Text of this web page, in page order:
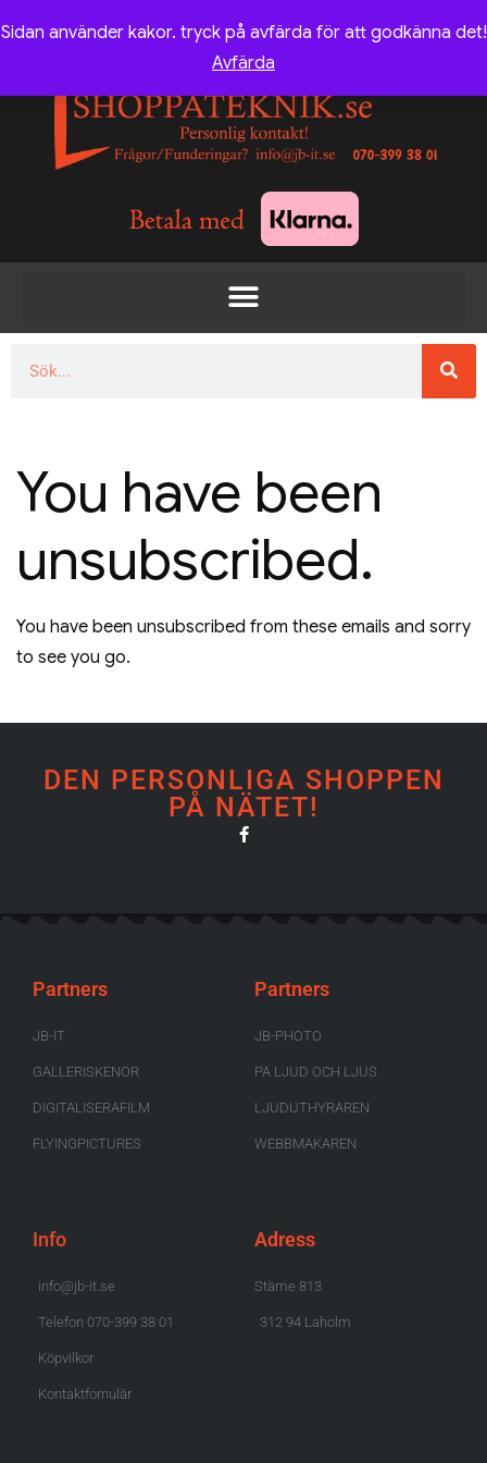
Sidan använder kakor. tryck på avfärda för att godkänna det!
Avfärda
You have been
unsubscribed.
You have been unsubscribed from these emails and sorry
to see you go.
DEN PERSONLIGA SHOPPEN
PÅ NÄTET!
Partners
JB-IT
GALLERISKENOR
DIGITALISERAFILM
FLYINGPICTURES
Partners
JB-PHOTO
PA LJUD OCH LJUS
LJUDUTHYRAREN
WEBBMAKAREN
Info
info@jb-it.se
Telefon 070-399 38 01
Köpvilkor
Kontaktfornulär
Adress
Stäme 813
312 94 Laholm